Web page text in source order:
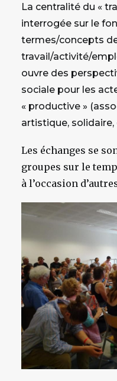
La centralité du «
interrogée sur le
termes/concepts
travail/activité/
ouvre des
sociale pour les
« productive »
artistique, solidaire,
Les échanges se
groupes sur le
à l’occasion